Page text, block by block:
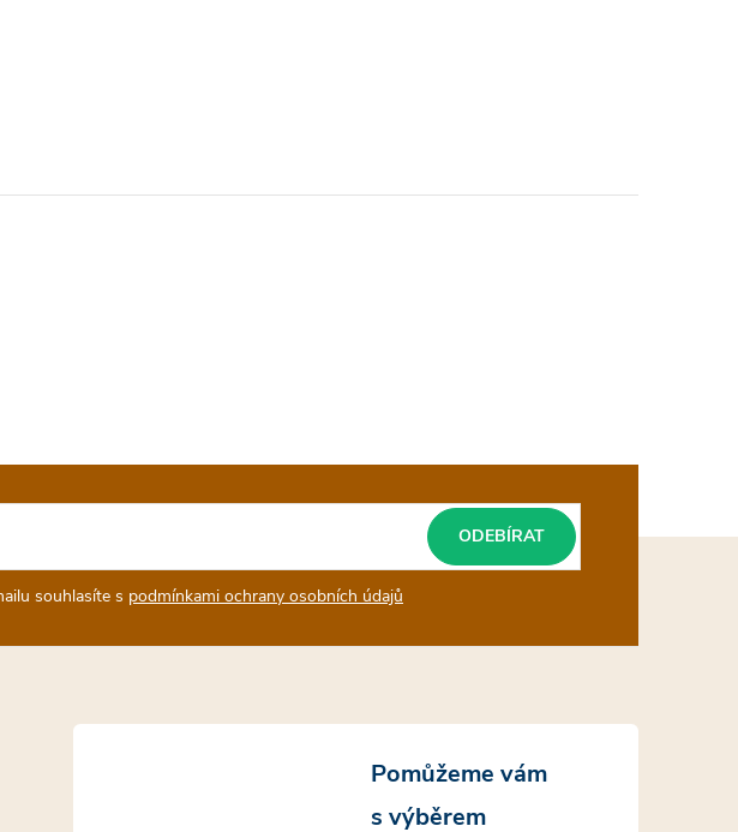
souhlasíte s podmínkami ochrany osobních údajů
ODEBÍRAT